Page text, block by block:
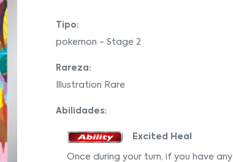
Tipo:
pokemon - Stage 2
Rareza:
Illustration Rare
Abilidades:
Excited Heal
Once during your turn, if you have